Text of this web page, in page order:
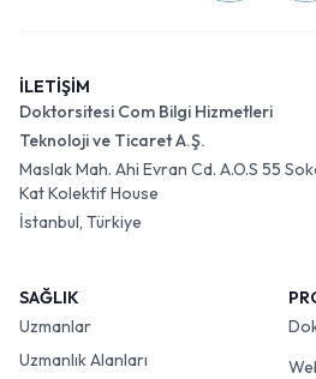
İLETİŞİM
Doktorsitesi Com Bilgi Hizmetleri
Teknoloji ve Ticaret A.Ş.
Maslak Mah. Ahi Evran Cd. A.O.S 55
Kat Kolektif House
İstanbul, Türkiye
SAĞLIK
Uzmanlar
Uzmanlık Alanları